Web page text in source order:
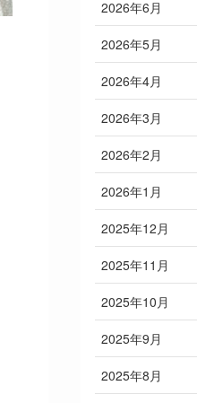
2026年6月
2026年5月
2026年4月
2026年3月
2026年2月
2026年1月
2025年12月
2025年11月
2025年10月
2025年9月
2025年8月